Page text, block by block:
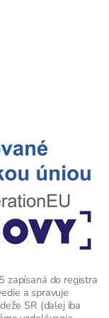
zapísaná do registra
a spravuje
SR (ďalej iba